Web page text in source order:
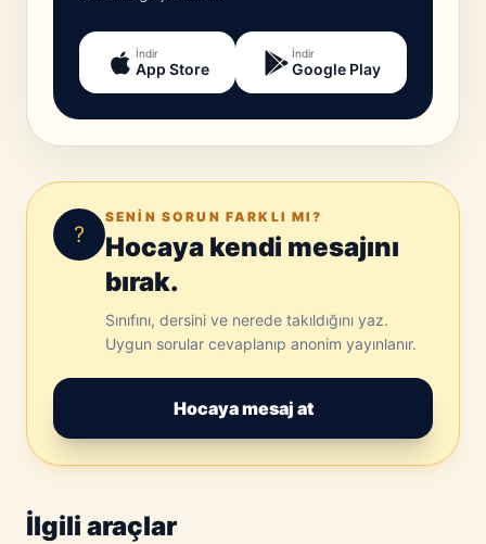
İndir
App Store
İndir
Google Play
?
SENIN SORUN FARKLI MI?
Hocaya kendi mesajını
bırak.
Sınıfını, dersini ve nerede takıldığını yaz.
Uygun sorular cevaplanıp anonim yayınlanır.
Hocaya mesaj at
İlgili araçlar